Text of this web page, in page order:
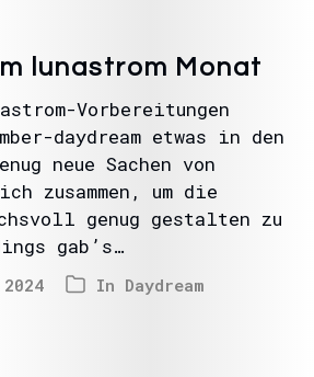
lunastrom Monat
Vorbereitungen
daydream etwas in den
neue Sachen von
zusammen, um die
genug gestalten zu
gab’s…
In Daydream